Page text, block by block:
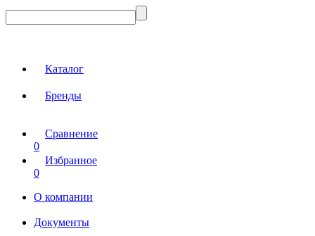
Каталог
Бренды
Сравнение
0
Избранное
0
О компании
Документы